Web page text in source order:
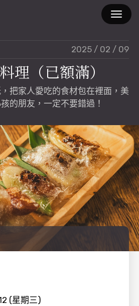
2025 / 02 / 09
料理 （已額滿）
把家人愛吃的食材包在裡面，美
的朋友，一定不要錯過！
(星期三)